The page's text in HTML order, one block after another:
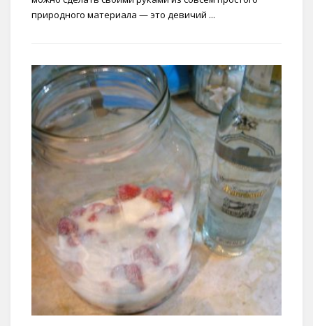
природного материала — это девичий ...